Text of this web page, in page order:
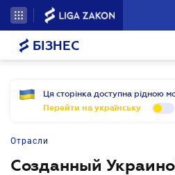
БІЗНЕС
Ця сторінка доступна рідною
Перейти на українську
Отрасли
Созданный